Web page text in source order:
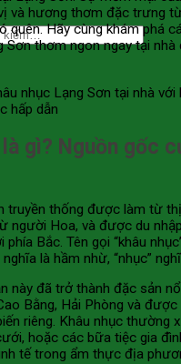
và hương thơm đặc trưng
quên. Hãy cùng khám phá
Sơn thơm ngon ngay tại nhà
hấp dẫn
gì? Nguồn gốc
truyền thống được làm từ
người Hoa, và được du
phía Bắc. Tên gọi “khâu
nghĩa là hầm nhừ, “nhục”
này đã trở thành đặc sản
Bằng, Hải Phòng và được
riêng. Khâu nhục thường
hoặc các bữa tiệc gia
tế trong ẩm thực địa